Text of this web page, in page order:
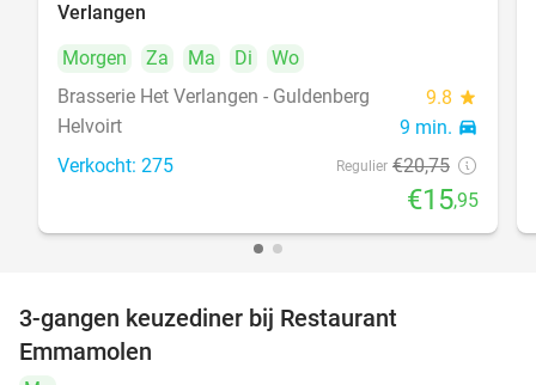
Verlangen
Morgen
Za Ma Di
Wo
Brasserie Het Verlangen - Guldenberg
9.8 star
Helvoirt 9 min. directions_car
Verkocht: 275 Regulier €20,75
€15,95
3-gangen keuzediner bij Restaurant
Emmamolen